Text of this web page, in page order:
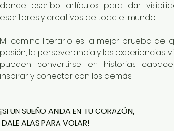
donde escribo artículos para dar
escritores y creativos de todo el mundo.
Mi camino literario es la mejor prueba de
pasión, la perseverancia y las experiencias
pueden convertirse en historias
inspirar y conectar con los demás.
¡SI UN SUEÑO ANIDA EN TU CORAZÓN,
DALE ALAS PARA VOLAR!